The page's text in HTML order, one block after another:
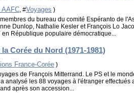
, #Voyages )
du bureau du comité Espéranto de
Dunlop, Nathalie Kesler et François Lo
République populaire démocratique...
Corée du Nord (1971-1981)
France-Corée )
de François Mitterrand. Le PS et le
analysé les 88 voyages à l'étranger
après son accession...